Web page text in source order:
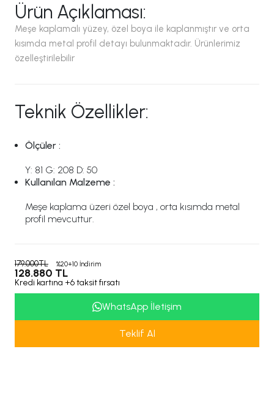
Ürün Açıklaması:
Meşe kaplamalı yüzey, özel boya ile kaplanmıştır ve orta
kısımda metal profil detayı bulunmaktadır. Ürünlerimiz
özelleştirilebilir
Teknik Özellikler:
Ölçüler :
Y: 81 G: 208 D: 50
Kullanılan Malzeme :
Meşe kaplama üzeri özel boya , orta kısımda metal
profil mevcuttur.
179.000TL %20+10 İndirim
128.880 TL
Kredi kartına +6 taksit fırsatı
WhatsApp İletişim
Teklif Al